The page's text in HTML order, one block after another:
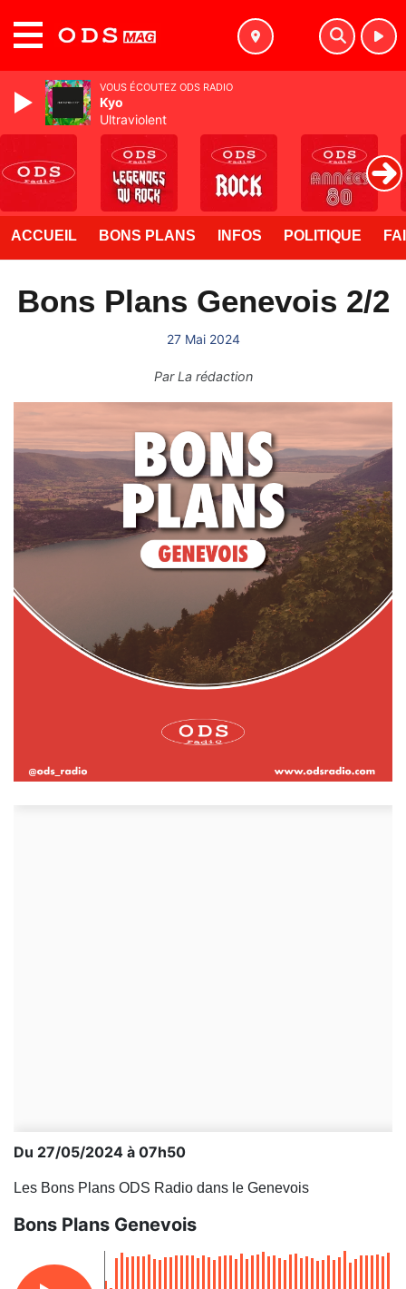
ACCUEIL BONS PLANS INFOS POLITIQUE
Bons Plans Genevois 2/2
27 Mai 2024
ParLa rédaction
Du 27/05/2024 à 07h50
Les Bons Plans ODS Radio dans le Genevois
Bons Plans Genevois
VOUS ÉCOUTEZ ODS RADIO
Kyo
Ultraviolent